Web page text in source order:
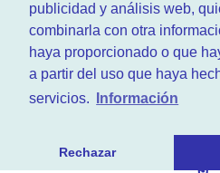
publicidad y análisis web,
combinarla con otra
haya proporcionado o que
a partir del uso que haya
servicios.
Información
Rechazar
Quieres saber quien
nuestrasección de
aviso legal
. Basicamente
nadie.